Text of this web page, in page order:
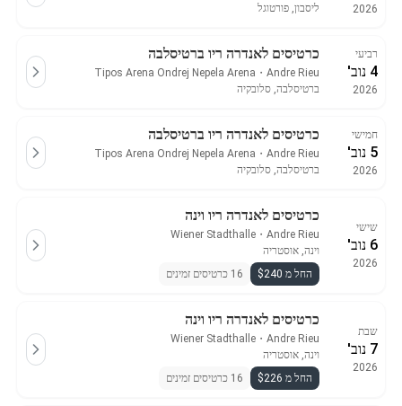
2026
ליסבון, פורטוגל
רביעי
4 נוב'
2026
כרטיסים לאנדרה ריו ברטיסלבה
Andre Rieu
・
Tipos Arena Ondrej Nepela Arena
ברטיסלבה, סלובקיה
חמישי
5 נוב'
2026
כרטיסים לאנדרה ריו ברטיסלבה
Andre Rieu
・
Tipos Arena Ondrej Nepela Arena
ברטיסלבה, סלובקיה
שישי
6 נוב'
2026
כרטיסים לאנדרה ריו וינה
Andre Rieu
・
Wiener Stadthalle
וינה, אוסטריה
החל מ $240
16 כרטיסים זמינים
שבת
7 נוב'
2026
כרטיסים לאנדרה ריו וינה
Andre Rieu
・
Wiener Stadthalle
וינה, אוסטריה
החל מ $226
16 כרטיסים זמינים